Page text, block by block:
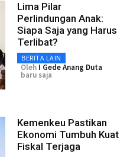
Lima Pilar
Perlindungan Anak:
Siapa Saja yang Harus
Terlibat?
BERITA LAIN
Oleh I Gede Anang Duta
baru saja
Kemenkeu Pastikan
Ekonomi Tumbuh Kuat
Fiskal Terjaga